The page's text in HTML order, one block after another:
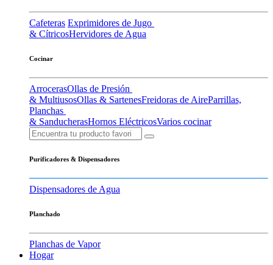
Cafeteras Exprimidores de Jugo
& CítricosHervidores de Agua
Cocinar
ArrocerasOllas de Presión
& MultiusosOllas & SartenesFreidoras de AireParrillas,
Planchas
& SanducherasHornos EléctricosVarios cocinar
Purificadores & Dispensadores
Dispensadores de Agua
Planchado
Planchas de Vapor
Hogar